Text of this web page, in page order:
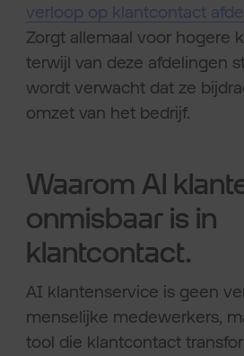
verloop op klantcontact
Zorgt allemaal voor hogere
terwijl van deze afdelingen
wordt verwacht dat ze
omzet van het bedrijf.
Waarom AI
onmisbaar is in
klantcontact.
AI klantenservice is geen
menselijke medewerkers,
tool die klantcontact